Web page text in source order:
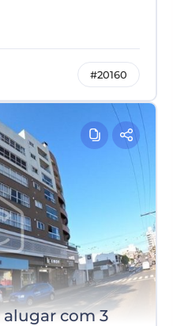
#20160
com 3